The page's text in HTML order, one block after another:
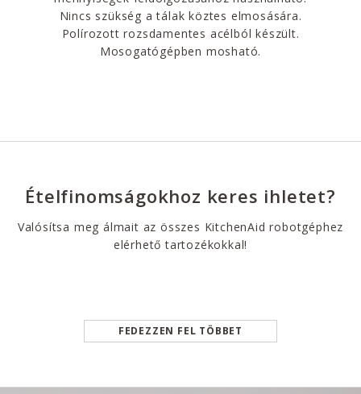
Nincs szükség a tálak köztes elmosására.
Polírozott rozsdamentes acélból készült.
Mosogatógépben mosható.
Ételfinomságokhoz keres ihletet?
Valósítsa meg álmait az összes KitchenAid robotgéphez
elérhető tartozékokkal!
FEDEZZEN FEL TÖBBET